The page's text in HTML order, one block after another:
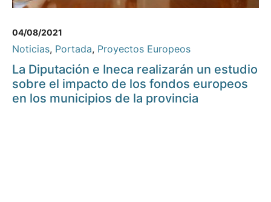
04/08/2021
Noticias, Portada, Proyectos Europeos
La Diputación e Ineca realizarán un estudio
sobre el impacto de los fondos europeos
en los municipios de la provincia